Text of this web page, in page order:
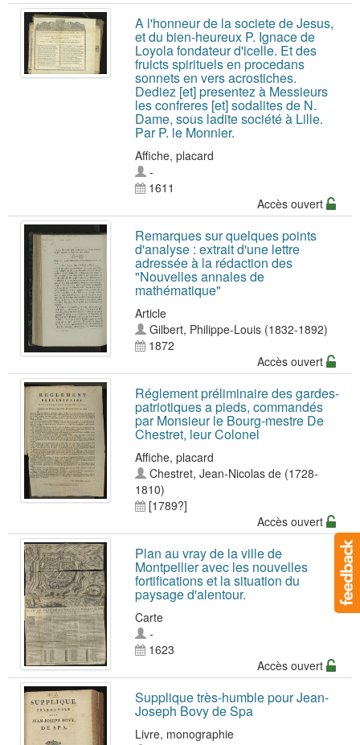
A l'honneur de la societe de Jesus,
et du bien-heureux P. Ignace de
Loyola fondateur d'icelle. Et des
fruicts spirituels en procedans
sonnets en vers acrostiches.
Dediez [et] presentez à Messieurs
les confreres [et] sodalites de N.
Dame, sous ladite société à Lille.
Par P. le Monnier.
Affiche, placard
-
1611
Accès ouvert
Remarques sur quelques points
d'analyse : extrait d'une lettre
adressée à la rédaction des
"Nouvelles annales de
mathématique"
Article
Gilbert, Philippe-Louis (1832-1892)
1872
Accès ouvert
Réglement préliminaire des gardes-
patriotiques a pieds, commandés
par Monsieur le Bourg-mestre De
Chestret, leur Colonel
Affiche, placard
Chestret, Jean-Nicolas de (1728-
1810)
[1789?]
Accès ouvert
Plan au vray de la ville de
Montpellier avec les nouvelles
fortifications et la situation du
paysage d'alentour.
Carte
-
1623
Accès ouvert
Supplique très-humble pour Jean-
Joseph Bovy de Spa
Livre, monographie